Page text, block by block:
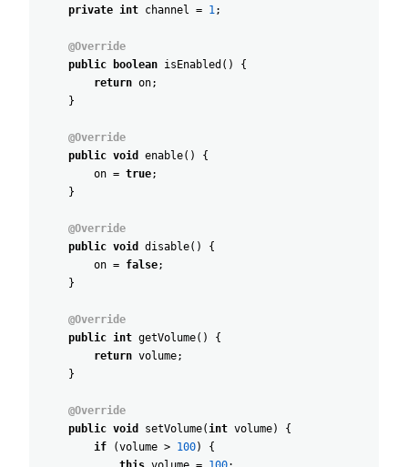
private int channel = 1;
@Override
public
boolean isEnabled ( )
{
return on;
}
@Override
public void enable( )
{
on = true;
}
@Override
public void disable( )
{
on = false;
}
@Override
public int getVolume( )
{
return volume;
}
@Override
public void setVolume(int volume)
{
if
(volume > 100)
{